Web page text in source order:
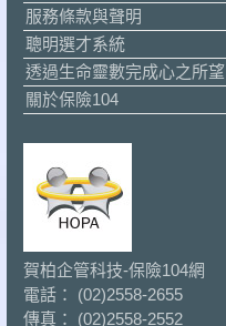
服務條款與聲明
聰明選才系統
透過生命靈數完成心之所望
關於保險104
賀柏企管科技-保險104網
電話： (02)2558-2655
傳真： (02)2558-2552